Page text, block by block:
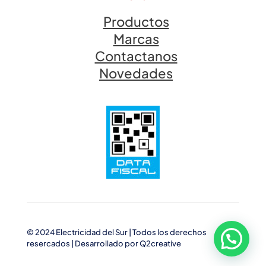
Productos
Marcas
Contactanos
Novedades
© 2024 Electricidad del Sur | Todos los derechos
resercados | Desarrollado porQ2creative